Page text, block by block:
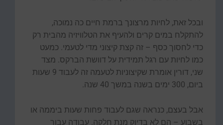
ובכל זאת, לחיות מרצונך ברמת חיים כה נמוכה,
להתקלח במים קרים ולהעיף את הטלוויזיה מהבית רק
כדי לחסוך כסף – זה קצת קיצוני מדי לטעמי. כמעט
כמו לחיות עם רגל תמידית על דוושת הברקס. מצד
שני, דורין אומרת שקיצוניות לטעמה זה לעבוד 9 שעות
ביום, 300 ימים בשנה במשך 40 שנה.
אבל בעצם, כנראה שגם לעבוד פחות שעות ביממה או
בשבוע – הם לא בדיוק מנת חלקה. עבודה עבור